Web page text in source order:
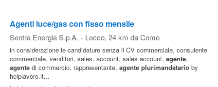
Agenti luce/gas con fisso mensile
Sentra Energia S.p.A. - Lecco, 24 km da Como
in considerazione le candidature senza il CV commerciale, consulente
commerciale, venditori, sales, account, sales account, agente,
agente di commercio, rappresentante, agente plurimandatario by
helplavoro.it...